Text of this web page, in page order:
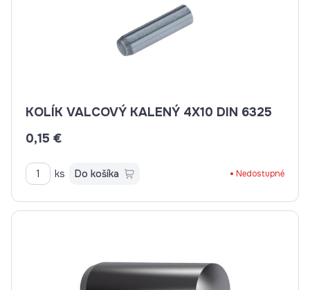
KOLÍK VALCOVÝ KALENÝ 4X10 DIN 6325
0,15 €
ks Do košíka Nedostupné